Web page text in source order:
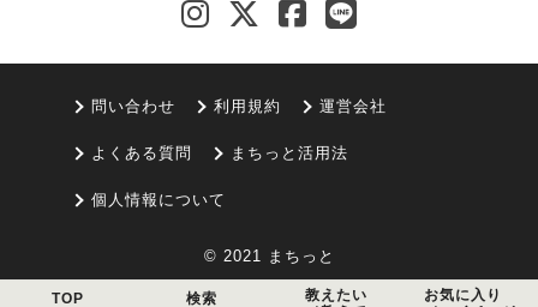
問い合わせ 利用規約 運営会社
よくある質問 まちっと活用法
個人情報について
© 2021 まちっと
TOP 検索
教えたい
お気に入り